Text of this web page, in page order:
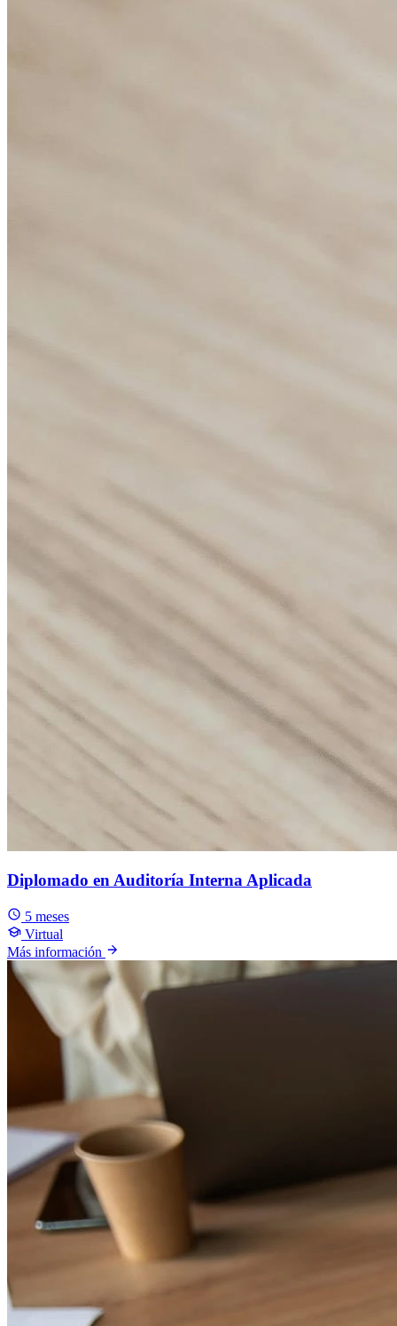
Diplomado en Auditoría Interna Aplicada
5 meses
Virtual
Más información